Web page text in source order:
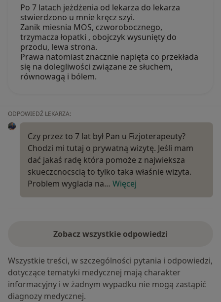
Po 7 latach jeżdżenia od lekarza do lekarza
stwierdzono u mnie kręcz szyi.
Zanik miesnia MOS, czworobocznego,
trzymacza łopatki , obojczyk wysunięty do
przodu, lewa strona.
Prawa natomiast znacznie napięta co przekłada
się na dolegliwości związane ze słuchem,
równowagą i bólem.
ODPOWIEDŹ LEKARZA:
Czy przez to 7 lat był Pan u Fizjoterapeuty?
Chodzi mi tutaj o prywatną wizytę. Jeśli mam
dać jakaś radę która pomoże z najwieksza
skueczcnocscią to tylko taka właśnie wizyta.
Problem wyglada na… Więcej
Zobacz wszystkie odpowiedzi
Wszystkie treści, w szczególności pytania i odpowiedzi,
dotyczące tematyki medycznej mają charakter
informacyjny i w żadnym wypadku nie mogą zastąpić
diagnozy medycznej.